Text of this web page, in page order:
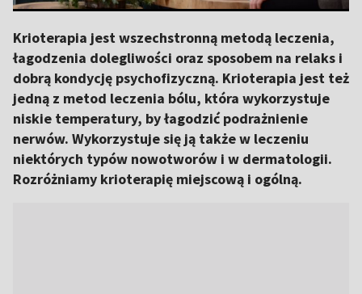
Krioterapia jest wszechstronną metodą leczenia,
łagodzenia dolegliwości oraz sposobem na relaks i
dobrą kondycję psychofizyczną. Krioterapia jest też
jedną z metod leczenia bólu, która wykorzystuje
niskie temperatury, by łagodzić podrażnienie
nerwów. Wykorzystuje się ją także w leczeniu
niektórych typów nowotworów i w dermatologii.
Rozróżniamy krioterapię miejscową i ogólną.